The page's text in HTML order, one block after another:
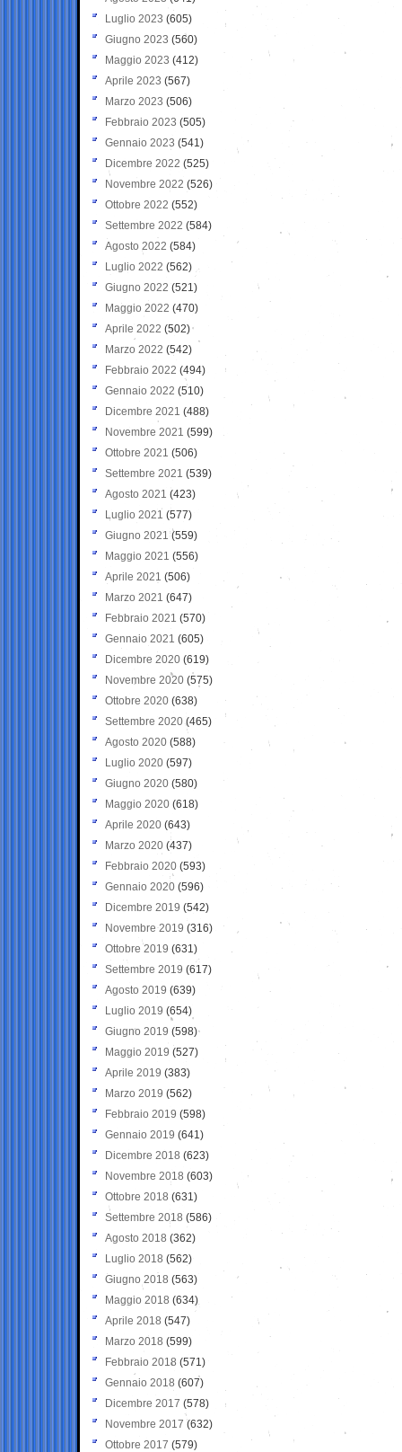
Luglio 2023 (605)
Giugno 2023 (560)
Maggio 2023 (412)
Aprile 2023 (567)
Marzo 2023 (506)
Febbraio 2023 (505)
Gennaio 2023 (541)
Dicembre 2022 (525)
Novembre 2022 (526)
Ottobre 2022 (552)
Settembre 2022 (584)
Agosto 2022 (584)
Luglio 2022 (562)
Giugno 2022 (521)
Maggio 2022 (470)
Aprile 2022 (502)
Marzo 2022 (542)
Febbraio 2022 (494)
Gennaio 2022 (510)
Dicembre 2021 (488)
Novembre 2021 (599)
Ottobre 2021 (506)
Settembre 2021 (539)
Agosto 2021 (423)
Luglio 2021 (577)
Giugno 2021(559)
Maggio 2021 (556)
Aprile 2021 (506)
Marzo 2021 (647)
Febbraio 2021 (570)
Gennaio 2021 (605)
Dicembre 2020 (619)
Novembre 2020 (575)
Ottobre 2020 (638)
Settembre 2020(465)
Agosto 2020 (588)
Luglio 2020 (597)
Giugno 2020 (580)
Maggio 2020 (618)
Aprile 2020 (643)
Marzo 2020 (437)
Febbraio 2020 (593)
Gennaio 2020 (596)
Dicembre 2019 (542)
Novembre 2019 (316)
Ottobre 2019 (631)
Settembre 2019 (617)
Agosto 2019 (639)
Luglio 2019 (654)
Giugno 2019 (598)
Maggio 2019 (527)
Aprile 2019 (383)
Marzo 2019 (562)
Febbraio 2019 (598)
Gennaio 2019 (641)
Dicembre 2018 (623)
Novembre 2018 (603)
Ottobre 2018 (631)
Settembre 2018 (586)
Agosto 2018 (362)
Luglio 2018 (562)
Giugno 2018 (563)
Maggio 2018 (634)
Aprile 2018 (547)
Marzo 2018 (599)
Febbraio 2018 (571)
Gennaio 2018 (607)
Dicembre 2017 (578)
Novembre 2017 (632)
Ottobre 2017 (579)